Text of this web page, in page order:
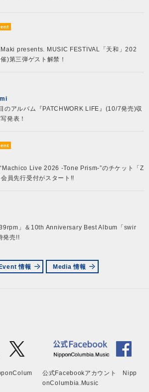
Maki presents. MUSIC FESTIVAL「天和」202
)第三弾ゲスト解禁！
のアルバム『PATCHWORK LIFE』(10/7発売)収
発表！
Live 2026 -Tone Prism-”のチケット「Z
員先行受付がスタート!!
」＆10th Anniversary Best Album「swir
発売!!
情報 Media 情報
公式Facebookアカウント Nipp
onColumbia.Music